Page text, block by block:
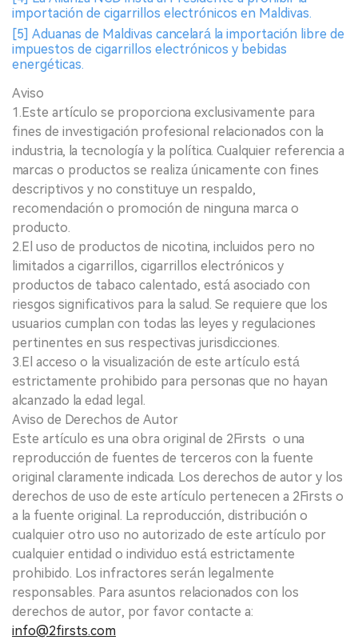
importación de cigarrillos electrónicos en Maldivas.
[5] Aduanas de Maldivas cancelará la importación libre de
impuestos de cigarrillos electrónicos y bebidas
energéticas.
Aviso
1.Este artículo se proporciona exclusivamente para
fines de investigación profesional relacionados con la
industria, la tecnología y la política. Cualquier referencia a
marcas o productos se realiza únicamente con fines
descriptivos y no constituye un respaldo,
recomendación o promoción de ninguna marca o
producto.
2.El uso de productos de nicotina, incluidos pero no
limitados a cigarrillos, cigarrillos electrónicos y
productos de tabaco calentado, está asociado con
riesgos significativos para la salud. Se requiere que los
usuarios cumplan con todas las leyes y regulaciones
pertinentes en sus respectivas jurisdicciones.
3.El acceso o la visualización de este artículo está
estrictamente prohibido para personas que no hayan
alcanzado la edad legal.
Aviso de Derechos de Autor
Este artículo es una obra original de 2Firsts o una
reproducción de fuentes de terceros con la fuente
original claramente indicada. Los derechos de autor y los
derechos de uso de este artículo pertenecen a 2Firsts o
a la fuente original. La reproducción, distribución o
cualquier otro uso no autorizado de este artículo por
cualquier entidad o individuo está estrictamente
prohibido. Los infractores serán legalmente
responsables. Para asuntos relacionados con los
derechos de autor, por favor contacte a:
info@2firsts.com